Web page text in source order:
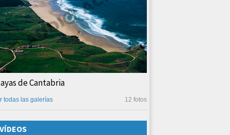
de Cantabria
12 fotos
todas las galerías
VÍDEOS